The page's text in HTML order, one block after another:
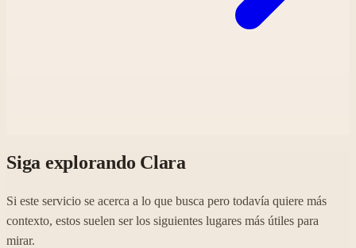
Siga explorando Clara
Si este servicio se acerca a lo que busca pero todavía quiere más
contexto, estos suelen ser los siguientes lugares más útiles para
mirar.